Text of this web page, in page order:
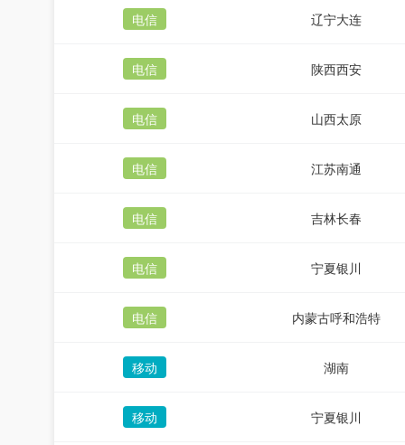
电信 辽宁大连
电信 陕西西安
电信 山西太原
电信 江苏南通
电信 吉林长春
电信 宁夏银川
电信 内蒙古呼和浩特
移动 湖南
移动 宁夏银川